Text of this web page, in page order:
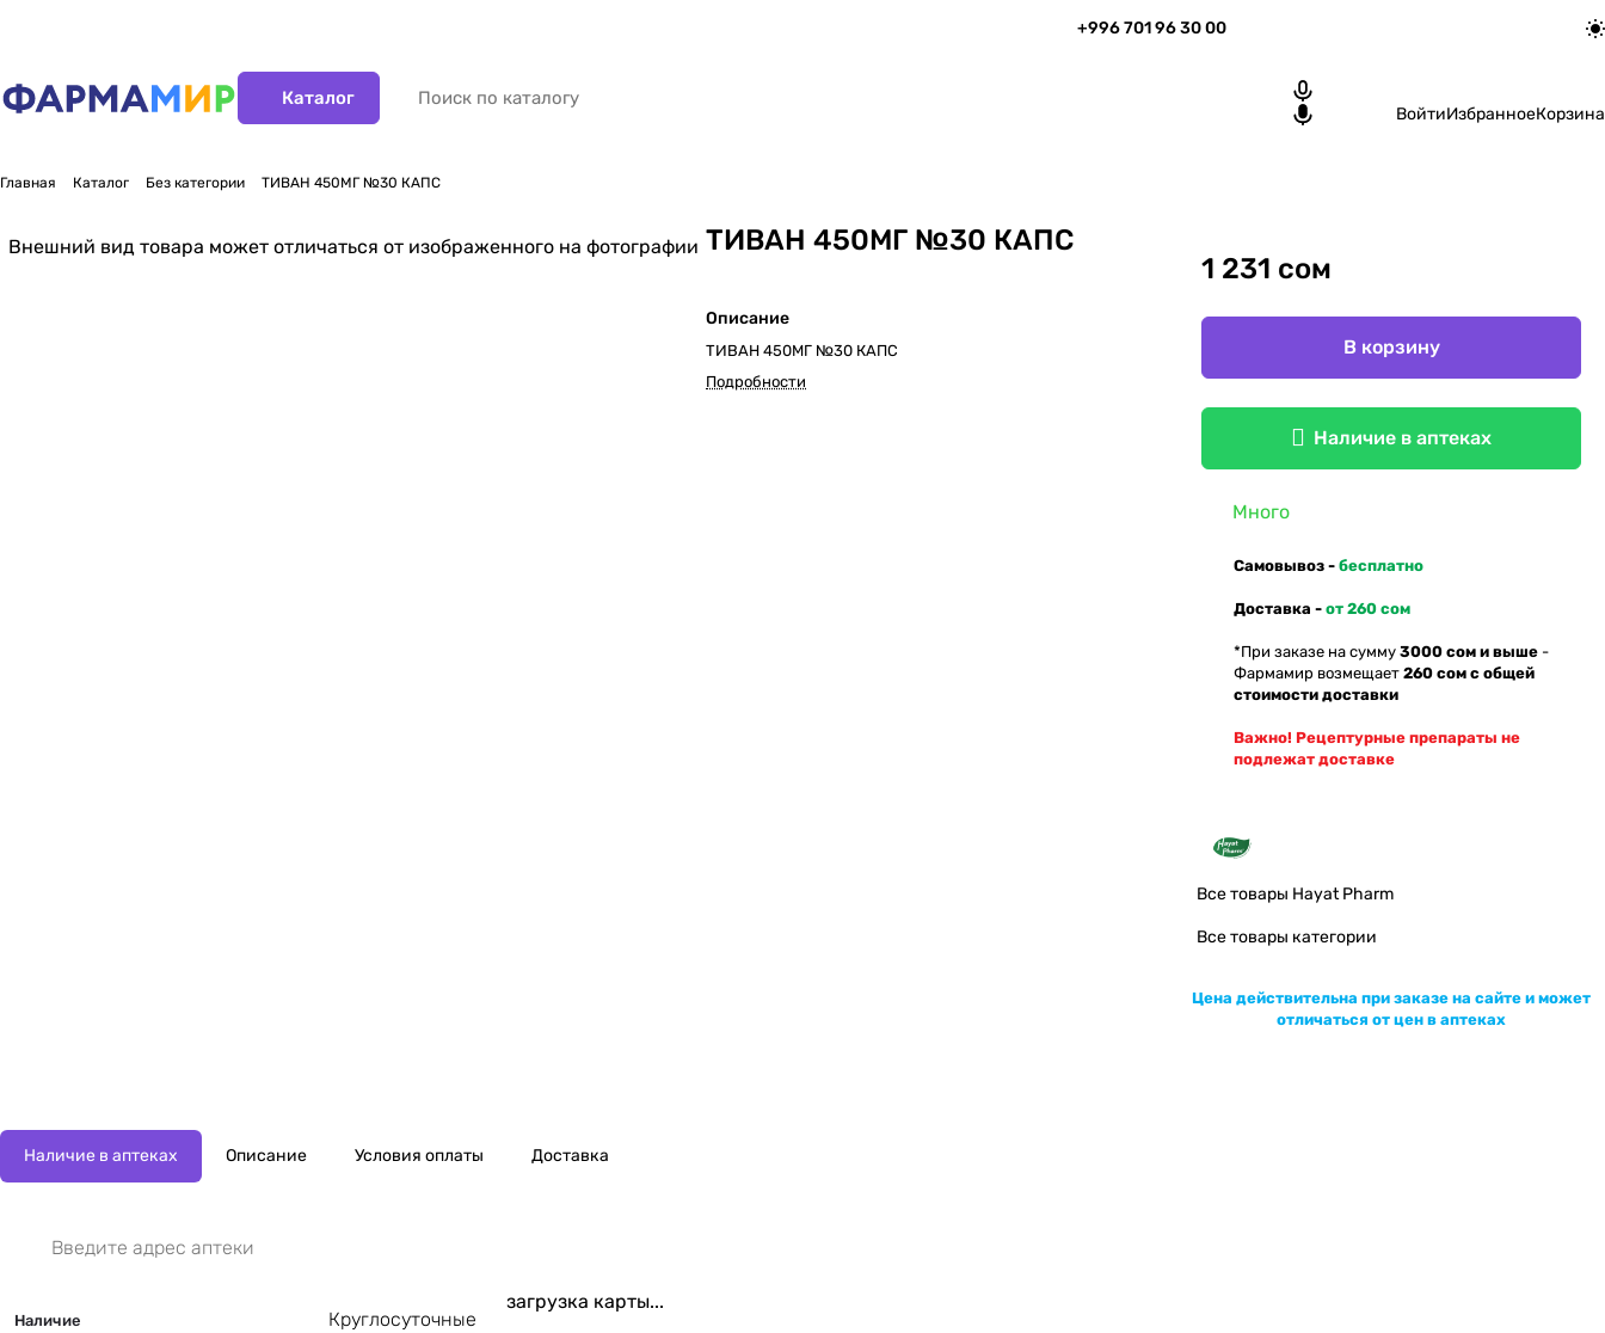
+996 701 96 30 00
Каталог
ВойтиИзбранноеКорзина
Главная Каталог Без категории ТИВАН 450МГ №30 КАПС
Внешний вид товара может отличаться от изображенного на фотографии ТИВАН 450МГ №30 КАПС
Описание
ТИВАН 450МГ №30 КАПС
Подробности
1 231 сом
В корзину
Наличие в аптеках
Много
Самовывоз - бесплатно
Доставка - от 260 сом
*При заказе на сумму 3000 сом и выше -
Фармамир возмещает 260 сом с общей
стоимости доставки
Важно! Рецептурные препараты не
подлежат доставке
Все товары Hayat Pharm
Все товары категории
Цена действительна при заказе на сайте и может
отличаться от цен в аптеках
Наличие в аптеках Описание Условия оплаты Доставка
Наличие
Круглосуточные
загрузка карты...